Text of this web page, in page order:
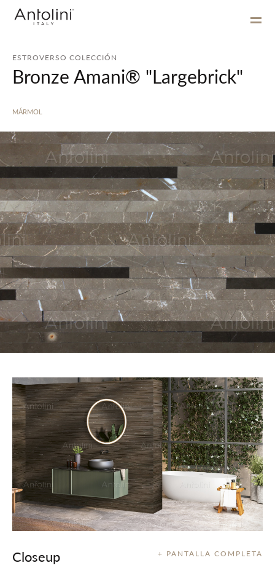
ESTROVERSO COLECCIÓN
Bronze Amani® "Largebrick"
MÁRMOL
+ PANTALLA COMPLETA
Closeup